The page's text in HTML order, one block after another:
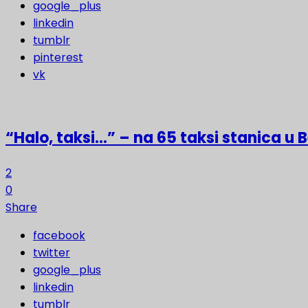
google_plus
linkedin
tumblr
pinterest
vk
“Halo, taksi…” – na 65 taksi stanica u
2
0
Share
facebook
twitter
google_plus
linkedin
tumblr